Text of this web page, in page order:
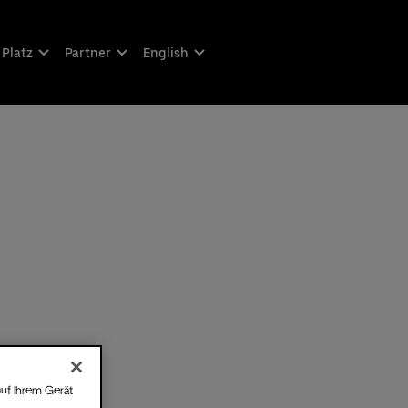
Partner English
Ihrem Gerät